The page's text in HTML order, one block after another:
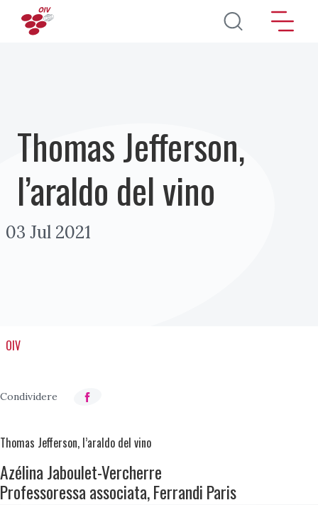
Salta al contenuto principale
Thomas Jefferson,
l’araldo del vino
03 Jul 2021
OIV
Thomas Jefferson, l’araldo del vino
Azélina Jaboulet-Vercherre
Professoressa associata, Ferrandi Paris